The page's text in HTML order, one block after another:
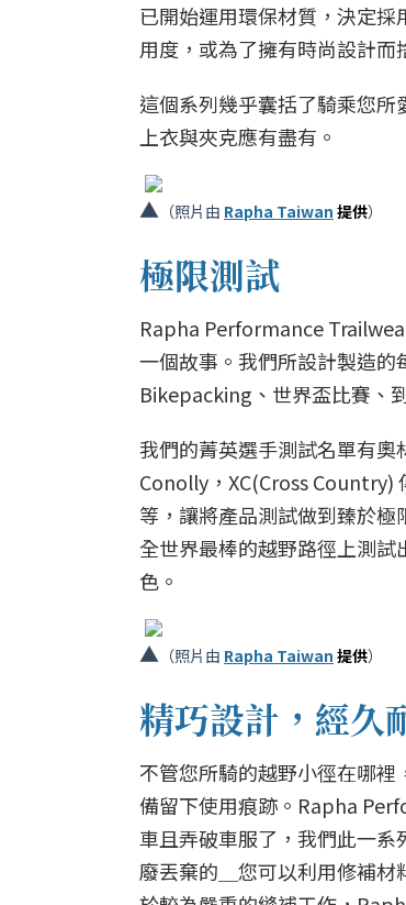
已開始運用環保材質，決定
用度，或為了擁有時尚設計而
這個系列幾乎囊括了騎乘您
上衣與夾克應有盡有。
▲ （照片由 Rapha Taiwan 提供）
極限測試
Rapha Performance
一個故事。我們所設計製造
Bikepacking、世界盃比賽、
我們的菁英選手測試名單有
Conolly，XC(Cross Country)
等，讓將產品測試做到臻於
全世界最棒的越野路徑上測
色。
▲ （照片由 Rapha Taiwan 提供）
精巧設計，經久
不管您所騎的越野小徑在哪
備留下使用痕跡。Rapha
車且弄破車服了，我們此一
廢丟棄的＿您可以利用修補